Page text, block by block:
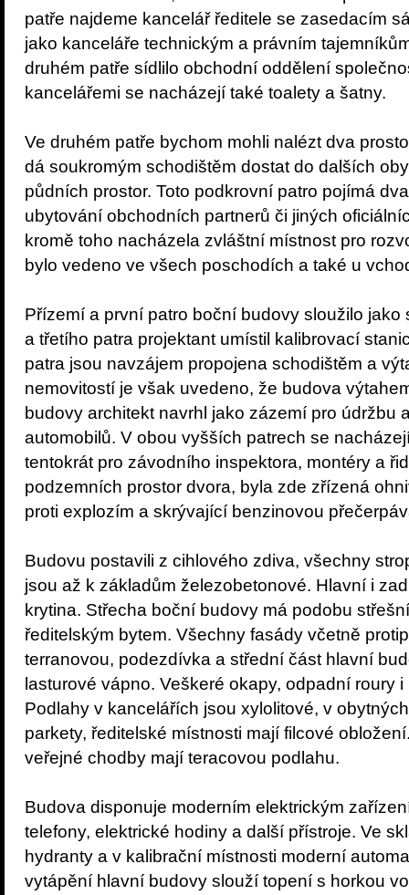
patře najdeme kancelář ředitele se zasedacím
jako kanceláře technickým a právním
druhém patře sídlilo obchodní oddělení
kancelářemi se nacházejí také toalety a šatny.
Ve druhém patře bychom mohli nalézt dva
dá soukromým schodištěm dostat do dalších
půdních prostor. Toto podkrovní patro pojímá
ubytování obchodních partnerů či jiných
kromě toho nacházela zvláštní místnost pro
bylo vedeno ve všech poschodích a také u
Přízemí a první patro boční budovy sloužilo
a třetího patra projektant umístil kalibrovací
patra jsou navzájem propojena schodištěm a
nemovitostí je však uvedeno, že budova
budovy architekt navrhl jako zázemí pro údržbu
automobilů. V obou vyšších patrech se
tentokrát pro závodního inspektora, montéry a
podzemních prostor dvora, byla zde zřízená
proti explozím a skrývající benzinovou
Budovu postavili z cihlového zdiva, všechny
jsou až k základům železobetonové. Hlavní i
krytina. Střecha boční budovy má podobu
ředitelským bytem. Všechny fasády včetně
terranovou, podezdívka a střední část hlavní
lasturové vápno. Veškeré okapy, odpadní roury
Podlahy v kancelářích jsou xylolitové, v
parkety, ředitelské místnosti mají filcové
veřejné chodby mají teracovou podlahu.
Budova disponuje moderním elektrickým
telefony, elektrické hodiny a další přístroje. Ve
hydranty a v kalibrační místnosti moderní
vytápění hlavní budovy slouží topení s horkou